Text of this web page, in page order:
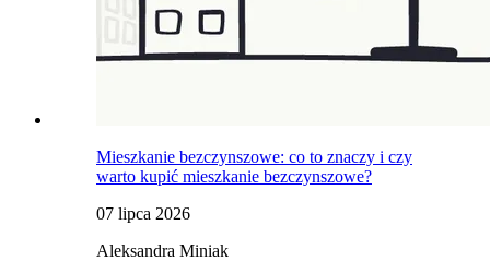
Mieszkanie bezczynszowe: co to znaczy i czy
warto kupić mieszkanie bezczynszowe?
07 lipca 2026
Aleksandra Miniak